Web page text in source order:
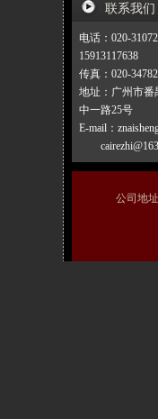
联系我们
电话：020-
15913117638
传真：020-
地址：广州市番
中一路25号
E-mail：
公司地